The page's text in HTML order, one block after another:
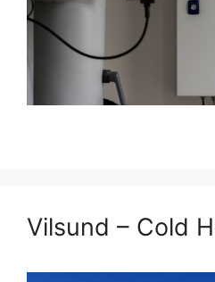
Vilsund – Cold